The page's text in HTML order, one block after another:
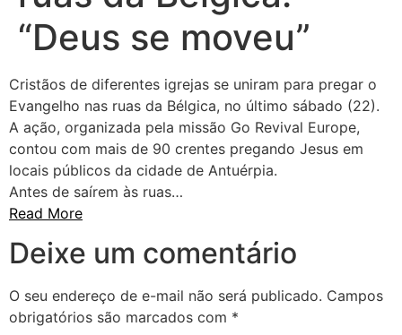
“Deus se moveu”
Cristãos de diferentes igrejas se uniram para pregar o
Evangelho nas ruas da Bélgica, no último sábado (22).
A ação, organizada pela missão Go Revival Europe,
contou com mais de 90 crentes pregando Jesus em
locais públicos da cidade de Antuérpia.
Antes de saírem às ruas…
Read More
Deixe um comentário
O seu endereço de e-mail não será publicado. Campos
obrigatórios são marcados com *